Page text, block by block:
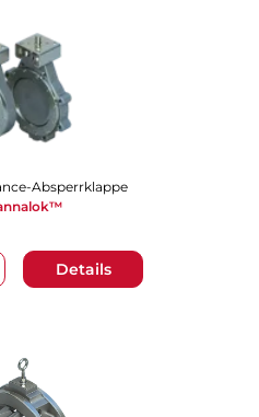
Details
Absperrklappe